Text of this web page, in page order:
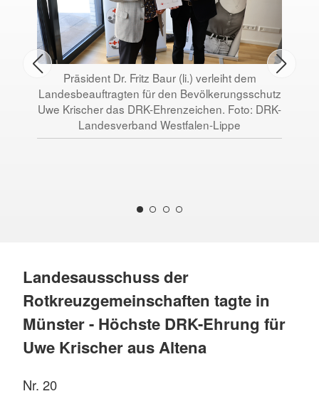
Präsident Dr. Fritz Baur (li.) verleiht dem
Landesbeauftragten für den Bevölkerungsschutz
Uwe Krischer das DRK-Ehrenzeichen. Foto: DRK-
Landesverband Westfalen-Lippe
Landesausschuss der
Rotkreuzgemeinschaften tagte in
Münster - Höchste DRK-Ehrung für
Uwe Krischer aus Altena
Nr. 20